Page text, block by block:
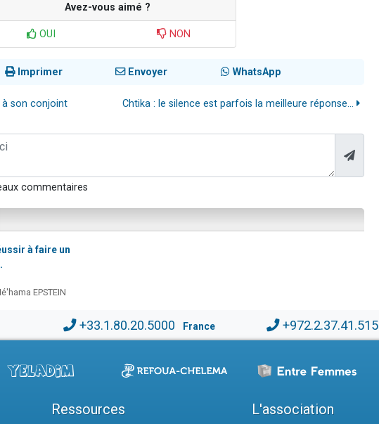
Avez-vous aimé ?
OUI NON
Imprimer Envoyer WhatsApp
son conjoint Chtika : le silence est parfois la meilleure réponse...
commentaires
à faire un
EPSTEIN
+33.1.80.20.5000 France +972.2.37.41.515
Ressources L'association